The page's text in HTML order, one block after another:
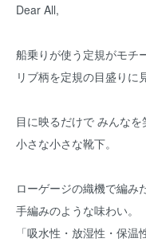
Dear All,
船乗りが使う定規がモチ
リブ柄を定規の目盛りに
目に映るだけで みんな
小さな小さな靴下。
ローゲージの織機で編み
手編みのような味わい。
「吸水性・放湿性・保温